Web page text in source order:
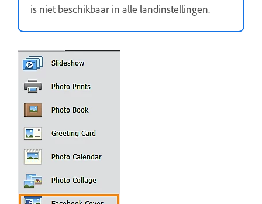
is niet beschikbaar in alle landinstellingen.